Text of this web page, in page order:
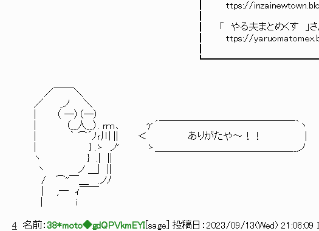
┃ ttps://inzainewtown.blog.fc2.com/
┃ 「 やる夫まとめくす 」さん
┃ ttps://yaruomatomex.blog.fc2.com/
／￣￣＼
／ _ノ ＼
| （ ─）（─）
| （__人__）. ｒｍ､ γ´￣￣￣￣￣￣￣￣￣￣￣￣￣￣｀ヽ
| ｀ ⌒´ﾉｒ川 || ＜ ありがたや～！！ |
| } .ゝ ノ' ゝ＿＿＿＿＿＿＿＿＿＿＿＿＿＿__,ノ
ヽ } .| ||
ヽ ノ ＿| ||
/ ⌒''￣＿ .ノﾉ
| ,─ ｨ￣￣
| i
4 名前： 38*moto◆gdQPVkmEYI sage ] 投稿日： 2023/09/13(Wed) 21:06:09